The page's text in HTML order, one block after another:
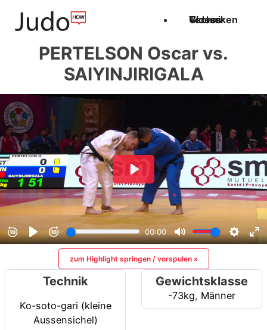
Techniken
Videos
Glossar
PERTELSON Oscar vs.
SAIYINJIRIGALA
zum Highlight springen / vorspulen »
Technik
Ko-soto-gari (kleine
Aussensichel)
Gewichtsklasse
-73kg, Männer